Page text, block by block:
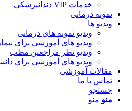
خدمات VIP دندانپزشکی
درمانی
ها
ویدیو نمونه های درمانی
ویدیو های آموزشی برای بیماران
ویدیو نظر مراجعین مطب
ویدیو های آموزشی برای دانشجویان
آموزشی
با ما
منو